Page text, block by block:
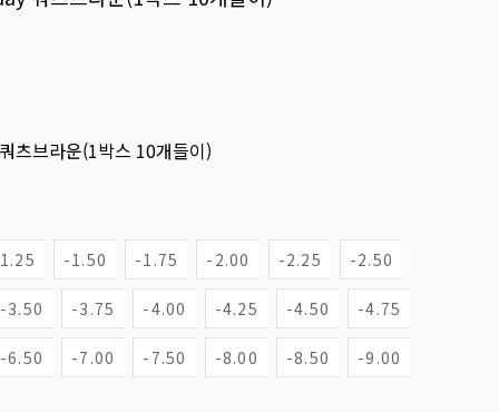
츠브라운(1박스 10개들이)
-1.50 -1.75 -2.00 -2.25 -2.50
-3.50 -3.75 -4.00 -4.25 -4.50 -4.75
-6.50 -7.00 -7.50 -8.00 -8.50 -9.00